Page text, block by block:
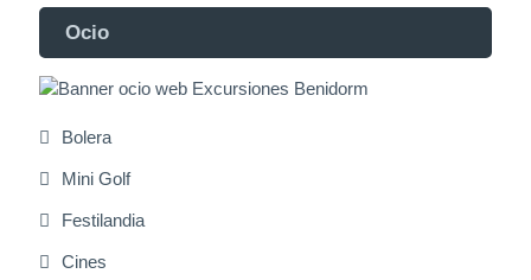
Ocio
Bolera
Mini Golf
Festilandia
Cines